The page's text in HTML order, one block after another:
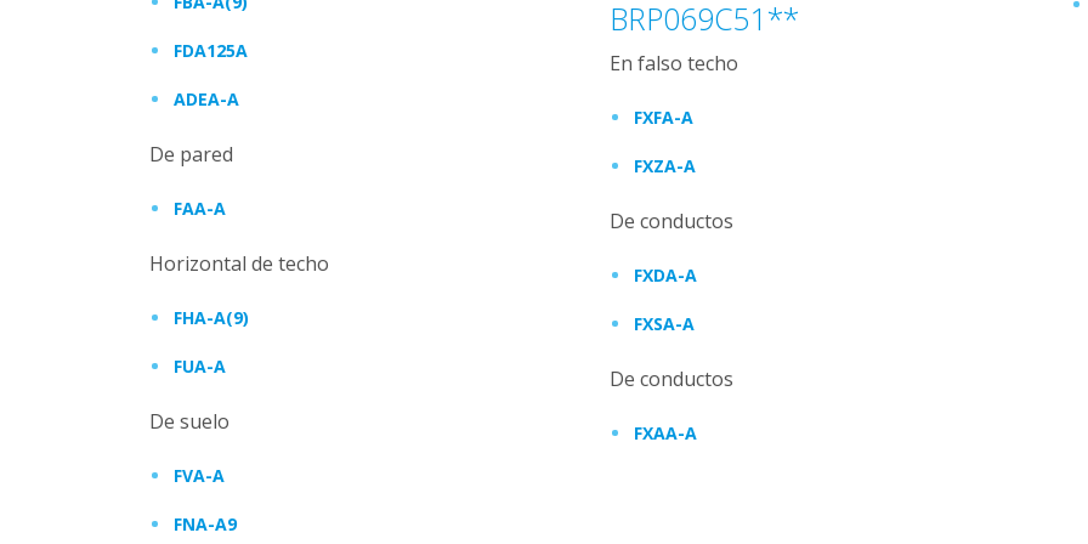
FDA125A
ADEA-A
De pared
FAA-A
Horizontal de techo
FHA-A(9)
FUA-A
De suelo
FVA-A
FNA-A9
BRP069C51**
En falso techo
FXFA-A
FXZA-A
De conductos
FXDA-A
FXSA-A
De conductos
FXAA-A